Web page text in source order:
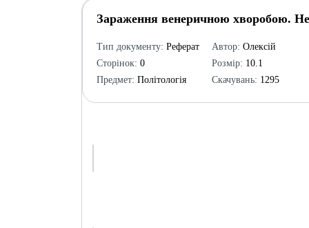
Зараження венеричною хворобою.
Тип документу: Реферат
Сторінок: 0
Предмет: Політологія
Автор: Олексій
Розмір: 10.1
Скачувань: 1295